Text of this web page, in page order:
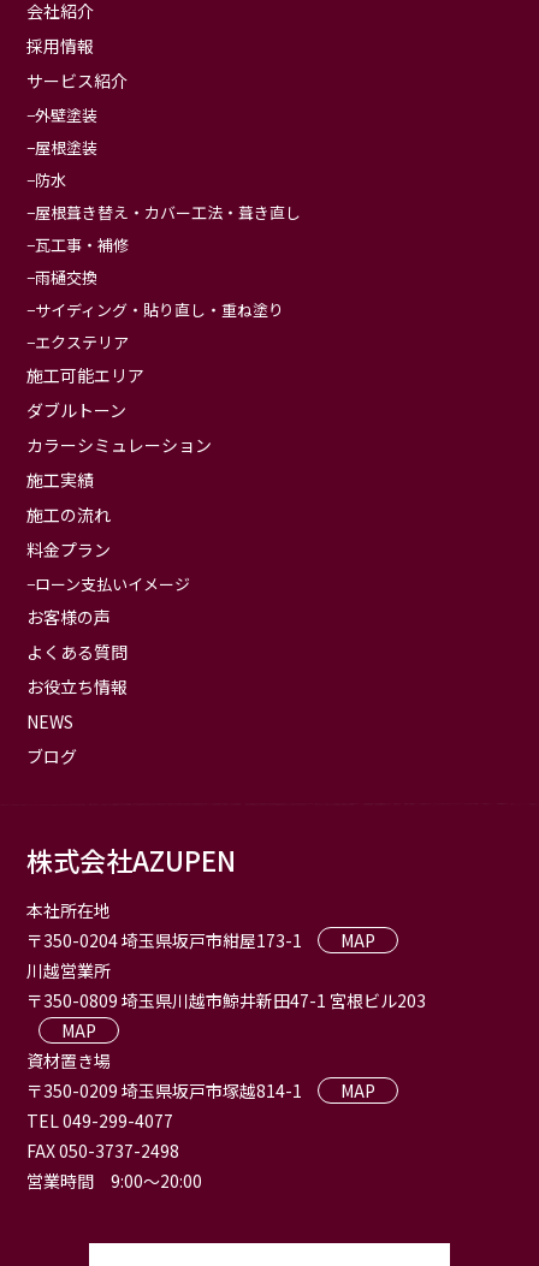
会社紹介
採用情報
サービス紹介
外壁塗装
屋根塗装
防水
屋根葺き替え・カバー工法・葺き直し
瓦工事・補修
雨樋交換
サイディング・貼り直し・重ね塗り
エクステリア
施工可能エリア
ダブルトーン
カラーシミュレーション
施工実績
施工の流れ
料金プラン
ローン支払いイメージ
お客様の声
よくある質問
お役立ち情報
NEWS
ブログ
株式会社AZUPEN
本社所在地
〒350-0204 埼玉県坂戸市紺屋173-1
MAP
川越営業所
〒350-0809 埼玉県川越市鯨井新田47-1 宮根ビル203
MAP
資材置き場
〒350-0209 埼玉県坂戸市塚越814-1
MAP
TEL 049-299-4077
FAX 050-3737-2498
営業時間 9:00〜20:00